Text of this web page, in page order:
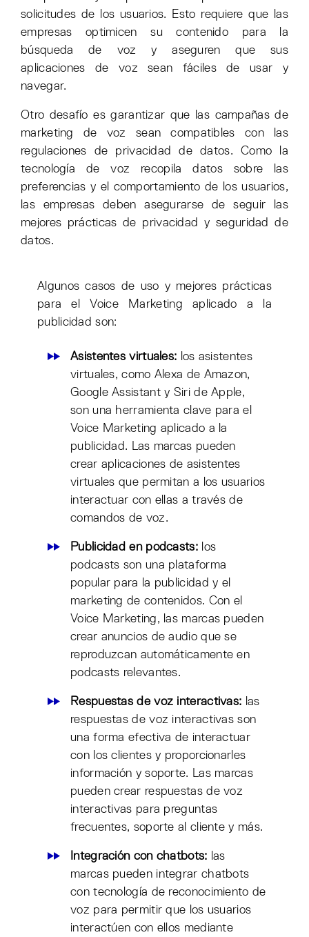
solicitudes de los usuarios. Esto requiere que las
empresas optimicen su contenido para la
búsqueda de voz y aseguren que sus
aplicaciones de voz sean fáciles de usar y
navegar.
Otro desafío es garantizar que las campañas de
marketing de voz sean compatibles con las
regulaciones de privacidad de datos. Como la
tecnología de voz recopila datos sobre las
preferencias y el comportamiento de los usuarios,
las empresas deben asegurarse de seguir las
mejores prácticas de privacidad y seguridad de
datos.
Algunos casos de uso y mejores prácticas
para el Voice Marketing aplicado a la
publicidad son:
Asistentes virtuales: los asistentes
virtuales, como Alexa de Amazon,
Google Assistant y Siri de Apple,
son una herramienta clave para el
Voice Marketing aplicado a la
publicidad. Las marcas pueden
crear aplicaciones de asistentes
virtuales que permitan a los usuarios
interactuar con ellas a través de
comandos de voz.
Publicidad en podcasts:los
podcasts son una plataforma
popular para la publicidad y el
marketing de contenidos. Con el
Voice Marketing, las marcas pueden
crear anuncios de audio que se
reproduzcan automáticamente en
podcasts relevantes.
Respuestas de voz interactivas: las
respuestas de voz interactivas son
una forma efectiva de interactuar
con los clientes y proporcionarles
información y soporte. Las marcas
pueden crear respuestas de voz
interactivas para preguntas
frecuentes, soporte al cliente y más.
Integración con chatbots: las
marcas pueden integrar chatbots
con tecnología de reconocimiento de
voz para permitir que los usuarios
interactúen con ellos mediante